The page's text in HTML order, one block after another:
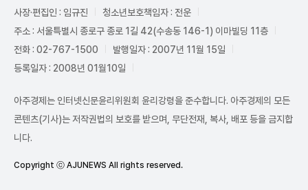
사장·편집인 : 임규진
청소년보호책임자 : 전운
주소 : 서울특별시 종로구 종로 1길 42(수송동 146-1) 이마빌딩 11층
전화 : 02-767-1500
발행일자 : 2007년 11월 15일
등록일자 : 2008년 01월10일
아주경제는 인터넷신문윤리위원회 윤리강령을 준수합니다. 아주경제의 모든
콘텐츠(기사)는 저작권법의 보호를 받으며, 무단전재, 복사, 배포 등을 금지합
니다.
Copyright ⓒ AJUNEWS All rights reserved.